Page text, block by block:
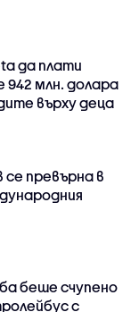
да плати
942 млн. долара
върху деца
се превърна в
беше счупено
с